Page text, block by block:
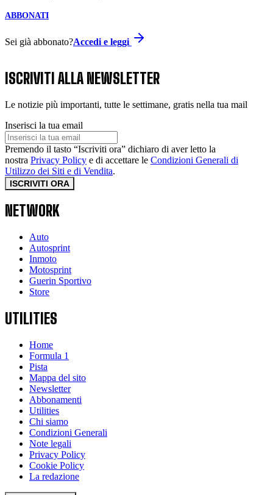
ABBONATI
Sei già abbonato?Accedi e leggi
ISCRIVITI ALLA NEWSLETTER
Le notizie più importanti, tutte le settimane, gratis nella tua mail
Inserisci la tua email
Premendo il tasto “Iscriviti ora” dichiaro di aver letto la
nostra Privacy Policy e di accettare le Condizioni Generali di
Utilizzo dei Siti e di Vendita.
ISCRIVITI ORA
NETWORK
Auto
Autosprint
Inmoto
Motosprint
Guerin Sportivo
Store
UTILITIES
Home
Formula 1
Pista
Mappa del sito
Newsletter
Abbonamenti
Utilities
Chi siamo
Condizioni Generali
Note legali
Privacy Policy
Cookie Policy
La redazione